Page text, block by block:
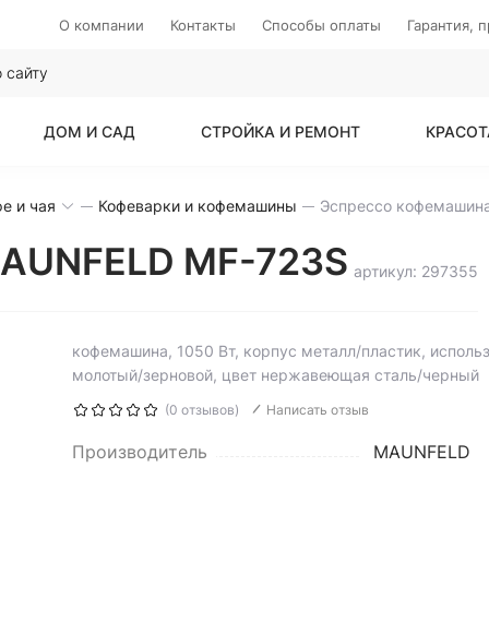
О компании Контакты Способы оплаты Гарантия,
ДОМ И САД СТРОЙКА И РЕМОНТ
и чая Кофеварки и кофемашины
MF-723S артикул: 297355
кофемашина, 1050 Вт, корпус металл/пластик,
молотый/зерновой, цвет нержавеющая сталь/черный
(0 отзывов) Написать отзыв
Производитель MAUNFELD